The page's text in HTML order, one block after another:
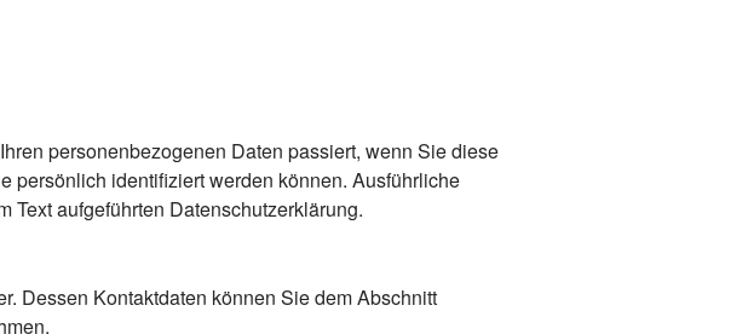
personenbezogenen Daten passiert, wenn Sie diese
persönlich identifiziert werden können. Ausführliche
Text aufgeführten Datenschutzerklärung.
Dessen Kontaktdaten können Sie dem Abschnitt